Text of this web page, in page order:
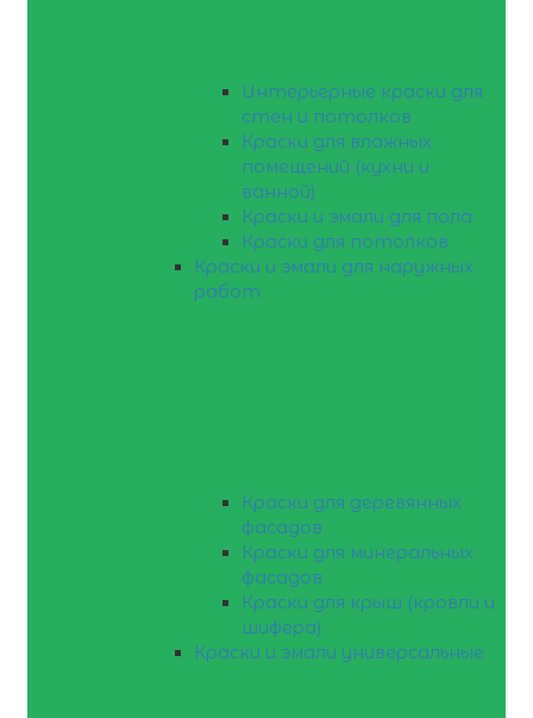
Интерьерные краски для
стен и потолков
Краски для влажных
помещений (кухни и
ванной)
Краски и эмали для пола
Краски для потолков
Краски и эмали для наружных
работ
Краски для деревянных
фасадов
Краски для минеральных
фасадов
Краски для крыш (кровли и
шифера)
Краски и эмали универсальные